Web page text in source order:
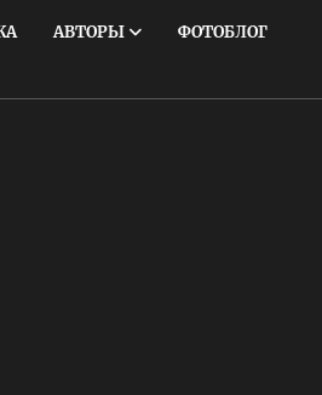
АВТОРЫ
ФОТОБЛОГ